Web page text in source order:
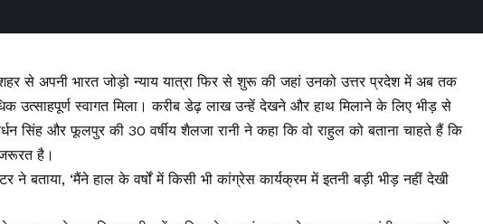
शहर से अपनी भारत जोड़ो न्याय यात्रा फिर से शुरू की जहां उनको उत्तर प्रदेश में अब तक
उत्साहपूर्ण स्वागत मिला। करीब डेढ़ लाख उन्हें देखने और हाथ मिलाने के लिए भीड़ से
सिंह और फूलपुर की 30 वर्षीय शैलजा रानी ने कहा कि वो राहुल को बताना चाहते हैं कि
जरूरत है।
बताया, ‘मैंने हाल के वर्षों में किसी भी कांग्रेस कार्यक्रम में इतनी बड़ी भीड़ नहीं देखी